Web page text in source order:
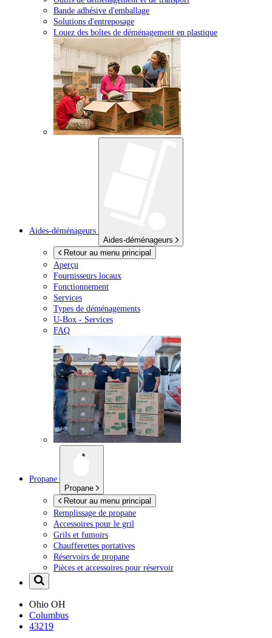
Bande adhésive d'emballage
Solutions d'entreposage
Louez des boîtes de déménagement en plastique
Aides-déménageurs
Aides-déménageurs
Retour au menu principal
Aperçu
Fournisseurs locaux
Fonctionnement
Services
Types de déménagements
U-Box - Services
FAQ
Propane
Propane
Retour au menu principal
Remplissage de propane
Accessoires pour le gril
Grils et fumoirs
Chaufferettes portatives
Réservoirs de propane
Pièces et accessoires pour réservoir
Ohio OH
Columbus
43219